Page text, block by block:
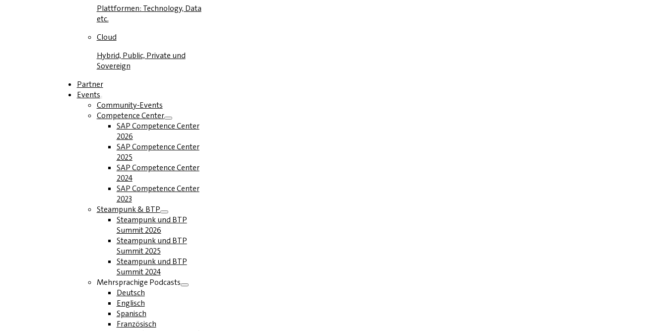
Plattformen: Technology, Data
etc.
Cloud
Hybrid, Public, Private und
Sovereign
Partner
Events
Community-Events
Competence Center
SAP Competence Center
2026
SAP Competence Center
2025
SAP Competence Center
2024
SAP Competence Center
2023
Steampunk & BTP
Steampunk und BTP
Summit 2026
Steampunk und BTP
Summit 2025
Steampunk und BTP
Summit 2024
Mehrsprachige Podcasts
Deutsch
Englisch
Spanisch
Französisch